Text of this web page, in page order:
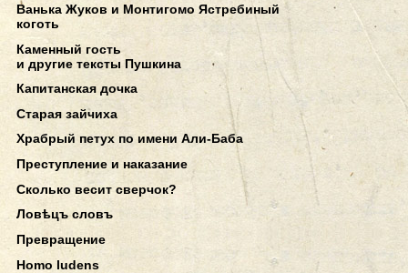
Ванька Жуков и Монтигомо Ястребиный
коготь
Каменный гость
и другие тексты Пушкина
Капитанская дочка
Старая зайчиха
Храбрый петух по имени Али-Баба
Преступление и наказание
Сколько весит сверчок?
Ловѣцъ словъ
Превращение
Homo ludens